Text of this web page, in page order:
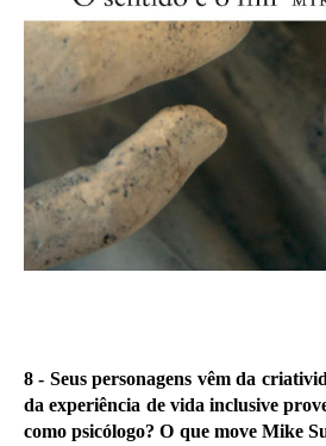
8 - Seus personagens vêm da
da experiência de vida inclusive
como psicólogo? O que move Mike